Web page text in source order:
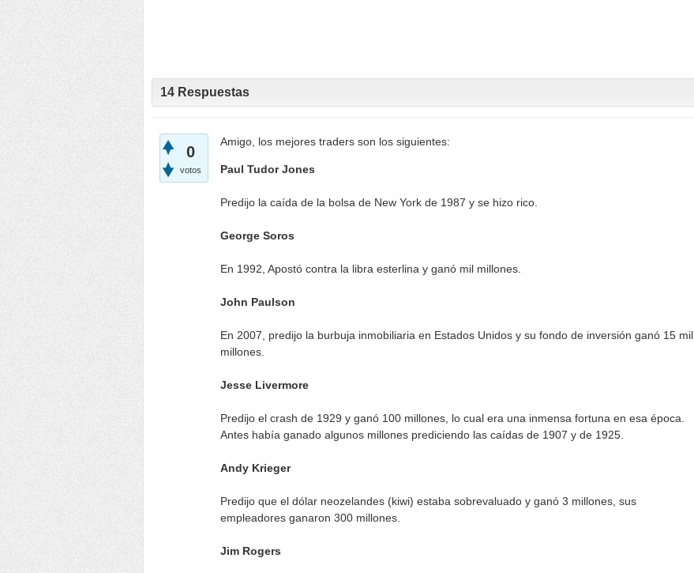
14 Respuestas
0
votos
Amigo, los mejores traders son los siguientes:
Paul Tudor Jones
Predijo la caída de la bolsa de New York de 1987 y se hizo rico.
George Soros
En 1992, Apostó contra la libra esterlina y ganó mil millones.
John Paulson
En 2007, predijo la burbuja inmobiliaria en Estados Unidos y su fondo de inversión ganó 15 mil
millones.
Jesse Livermore
Predijo el crash de 1929 y ganó 100 millones, lo cual era una inmensa fortuna en esa época.
Antes había ganado algunos millones prediciendo las caídas de 1907 y de 1925.
Andy Krieger
Predijo que el dólar neozelandes (kiwi) estaba sobrevaluado y ganó 3 millones, sus
empleadores ganaron 300 millones.
Jim Rogers